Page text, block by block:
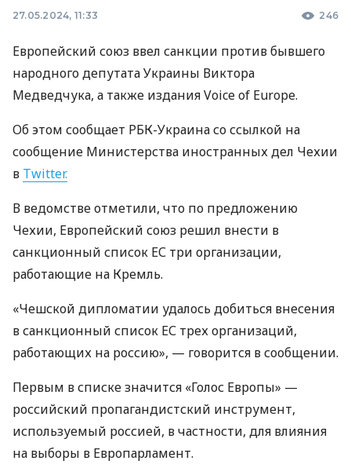
27.05.2024, 11:33 246
Европейский союз ввел санкции против бывшего
народного депутата Украины Виктора
Медведчука, а также издания Voice of Europe.
Об этом сообщает РБК-Украина со ссылкой на
сообщение Министерства иностранных дел Чехии
в Twitter.
В ведомстве отметили, что по предложению
Чехии, Европейский союз решил внести в
санкционный список ЕС три организации,
работающие на Кремль.
«Чешской дипломатии удалось добиться внесения
в санкционный список ЕС трех организаций,
работающих на россию», — говорится в сообщении.
Первым в списке значится «Голос Европы» —
российский пропагандистский инструмент,
используемый россией, в частности, для влияния
на выборы в Европарламент.